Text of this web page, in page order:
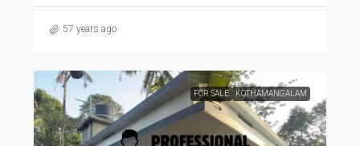
57 years ago
FOR SALE KOTHAMANGALAM